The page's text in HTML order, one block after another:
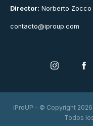
Director: Norberto Zocco
contacto@iproup.com
iProUP - © Copyright
Todos